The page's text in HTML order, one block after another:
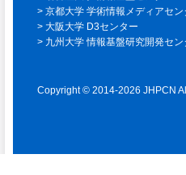
京都大学 学術情報メディアセン
大阪大学 D3センター
九州大学 情報基盤研究開発セン
Copyright © 2014-2026 JHPCN